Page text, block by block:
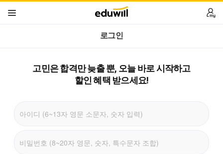
로그인
고민은 합격만 늦출 뿐, 오늘 바로 시작하고
할인 혜택 받으세요!